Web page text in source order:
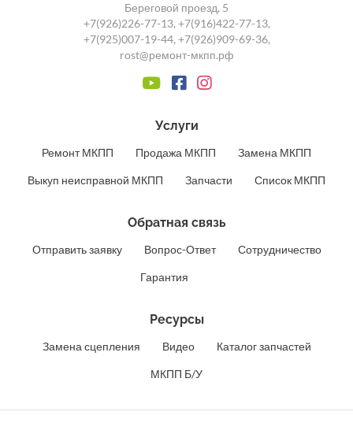
Береговой проезд, 5
+7(926)226-77-13, +7(916)422-77-13,
+7(925)007-19-44, +7(926)909-69-36,
rost@ремонт-мкпп.рф
Услуги
Ремонт МКПП Продажа МКПП Замена МКПП
Выкуп неисправной МКПП Запчасти Список МКПП
Обратная связь
Отправить заявку Вопрос-Ответ Сотрудничество
Гарантия
Ресурсы
Замена сцепления Видео Каталог запчастей
МКПП Б/У